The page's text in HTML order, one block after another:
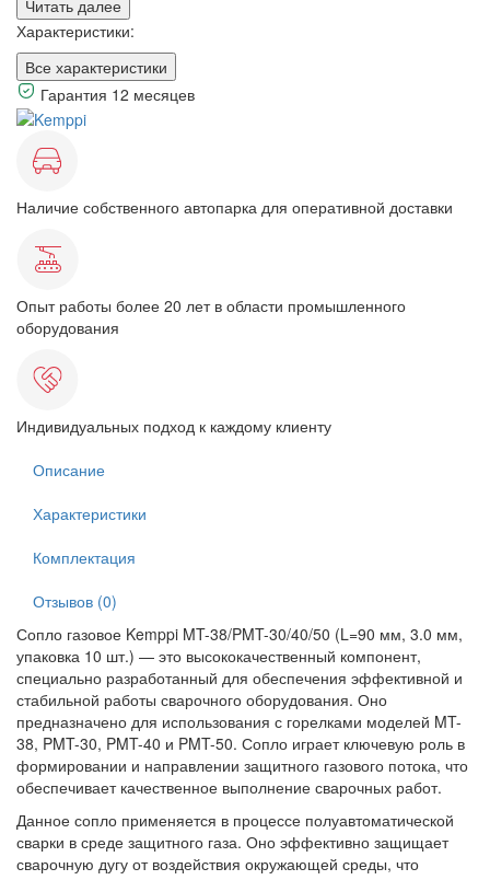
Читать далее
Характеристики:
Все характеристики
Гарантия 12 месяцев
Наличие собственного автопарка для оперативной доставки
Опыт работы более 20 лет в области промышленного
оборудования
Индивидуальных подход к каждому клиенту
Описание
Характеристики
Комплектация
Отзывов (0)
Сопло газовое Kemppi MT-38/PMT-30/40/50 (L=90 мм, 3.0 мм,
упаковка 10 шт.) — это высококачественный компонент,
специально разработанный для обеспечения эффективной и
стабильной работы сварочного оборудования. Оно
предназначено для использования с горелками моделей MT-
38, PMT-30, PMT-40 и PMT-50. Сопло играет ключевую роль в
формировании и направлении защитного газового потока, что
обеспечивает качественное выполнение сварочных работ.
Данное сопло применяется в процессе полуавтоматической
сварки в среде защитного газа. Оно эффективно защищает
сварочную дугу от воздействия окружающей среды, что